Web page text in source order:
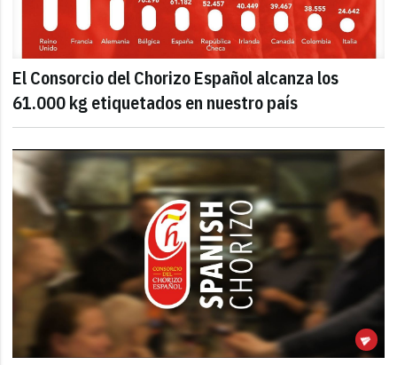
El Consorcio del Chorizo Español alcanza los
61.000 kg etiquetados en nuestro país